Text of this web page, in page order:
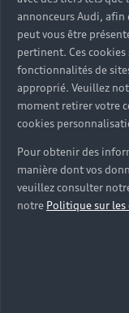
annonceurs Audi,
peut vous être
pertinent. Ces
fonctionnalités de
approprié. Veuillez
moment retirer votre
cookies
Pour obtenir des
manière dont vos
veuillez consulter
notre Politique sur les